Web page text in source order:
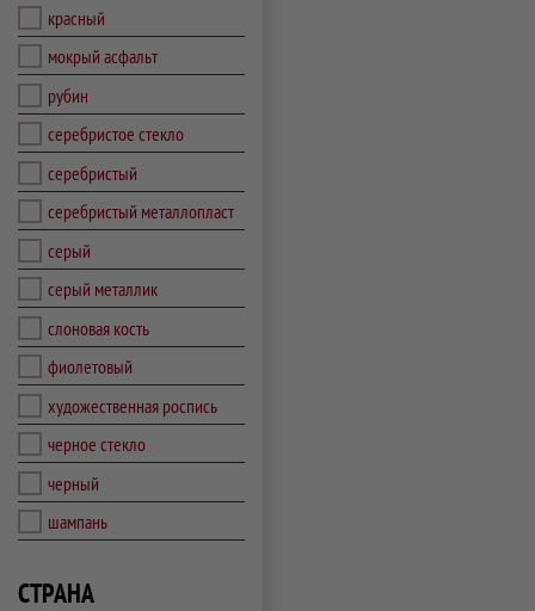
красный
мокрый асфальт
рубин
серебристое стекло
серебристый
серебристый металлопласт
серый
серый металлик
слоновая кость
фиолетовый
художественная роспись
черное стекло
черный
шампань
СТРАНА